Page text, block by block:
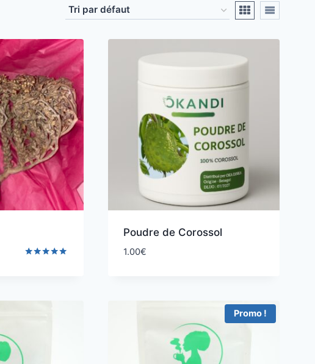
Poudre de Corossol
1.00€
Promo !